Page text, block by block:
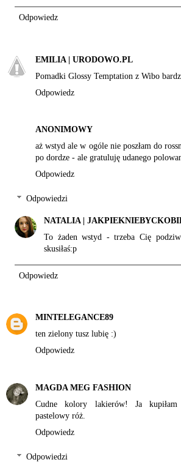
Odpowiedz
EMILIA | URODOWO.PL
Pomadki Glossy Temptation z Wibo
Odpowiedz
ANONIMOWY
aż wstyd ale w ogóle nie poszłam do
po dordze - ale gratuluję udanego
Odpowiedz
Odpowiedzi
NATALIA |
To żaden wstyd - trzeba Cię
skusiłaś:p
Odpowiedz
MINTELEGANCE89
ten zielony tusz lubię :)
Odpowiedz
MAGDA MEG FASHION
Cudne kolory lakierów! Ja
pastelowy róż.
Odpowiedz
Odpowiedzi